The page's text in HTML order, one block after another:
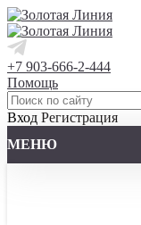
+7 903-666-2-444
Помощь
Вход Регистрация
МЕНЮ